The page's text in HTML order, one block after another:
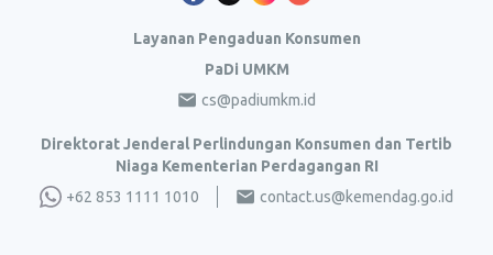
Layanan Pengaduan Konsumen
PaDi UMKM
cs@padiumkm.id
Direktorat Jenderal Perlindungan Konsumen dan Tertib
Niaga Kementerian Perdagangan RI
+62 853 1111 1010
contact.us@kemendag.go.id